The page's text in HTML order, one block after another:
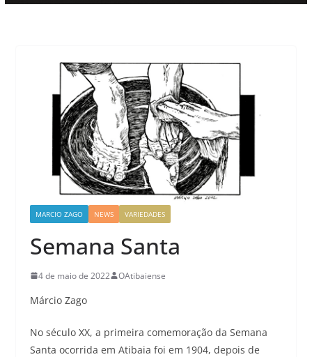
MARCIO ZAGO NEWS VARIEDADES
Semana Santa
4 de maio de 2022 OAtibaiense
Márcio Zago
No século XX, a primeira comemoração da Semana
Santa ocorrida em Atibaia foi em 1904, depois de